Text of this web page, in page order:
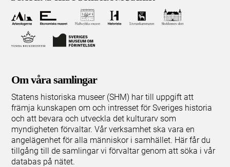
Om våra samlingar
Statens historiska museer (SHM) har till uppgift att
främja kunskapen om och intresset för Sveriges historia
och att bevara och utveckla det kulturarv som
myndigheten förvaltar. Vår verksamhet ska vara en
angelägenhet för alla människor i samhället. Här får du
tillgång till de samlingar vi förvaltar genom att söka i vår
databas på nätet.